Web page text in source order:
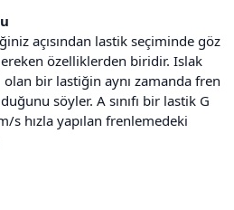
açısından lastik seçiminde göz
özelliklerden biridir. Islak
bir lastiğin aynı zamanda fren
söyler. A sınıfı bir lastik G
s hızla yapılan frenlemedeki